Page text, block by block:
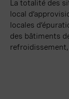
La totalité des
local
locales
des bâtiments
refroidissement,